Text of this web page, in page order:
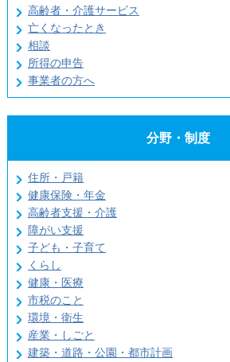
高齢者・介護サービス
亡くなったとき
相談
所得の申告
事業者の方へ
分野・制度
住所・戸籍
健康保険・年金
高齢者支援・介護
障がい支援
子ども・子育て
くらし
健康・医療
市税のこと
環境・衛生
産業・しごと
建築・道路・公園・都市計画